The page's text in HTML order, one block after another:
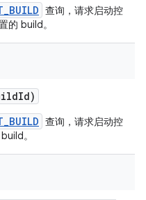
查询，请求启动控
的 build。
Id)
查询，请求启动控
。